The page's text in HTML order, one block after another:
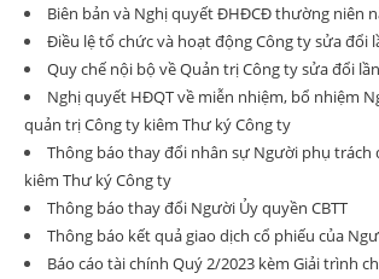
Biên bản và Nghị quyết ĐHĐCĐ thường niên
Điều lệ tổ chức và hoạt động Công ty sửa đổi
Quy chế nội bộ về Quản trị Công ty sửa đổi
Nghị quyết HĐQT về miễn nhiệm, bổ nhiệm
quản trị Công ty kiêm Thư ký Công ty
Thông báo thay đổi nhân sự Người phụ trách
kiêm Thư ký Công ty
Thông báo thay đổi Người Ủy quyền CBTT
Thông báo kết quả giao dịch cổ phiếu của
Báo cáo tài chính Quý 2/2023 kèm Giải trình